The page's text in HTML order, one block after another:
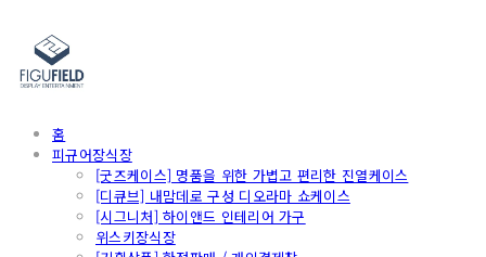
홈
피규어장식장
[굿즈케이스] 명품을 위한 가볍고 편리한 진열케이스
[디큐브] 내맘데로 구성 디오라마 쇼케이스
[시그니처] 하이앤드 인테리어 가구
위스키장식장